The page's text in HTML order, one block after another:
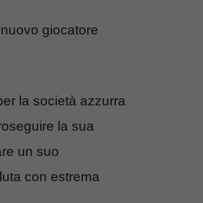
giocatore
la società azzurra
la sua
un suo
con estrema